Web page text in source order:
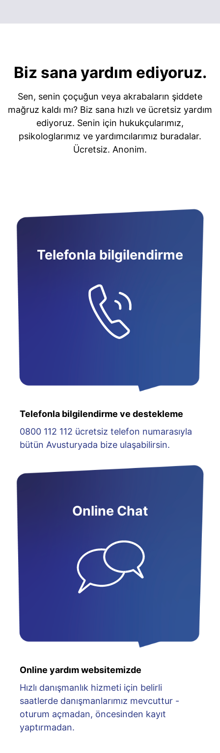
Biz sana yardım ediyoruz.
Sen, senin çoçuğun veya akrabaların şiddete
mağruz kaldı mı? Biz sana hızlı ve ücretsiz yardım
ediyoruz. Senin için hukukçularımız,
psikologlarımız ve yardımcılarımız buradalar.
Ücretsiz. Anonim.
Telefonla bilgilendirme
Telefonla bilgilendirme ve destekleme
0800 112 112 ücretsiz telefon numarasıyla
bütün Avusturyada bize ulaşabilirsin.
Online Chat
Online yardım websitemizde
Hızlı danışmanlık hizmeti için belirli
saatlerde danışmanlarımız mevcuttur -
oturum açmadan, öncesinden kayıt
yaptırmadan.